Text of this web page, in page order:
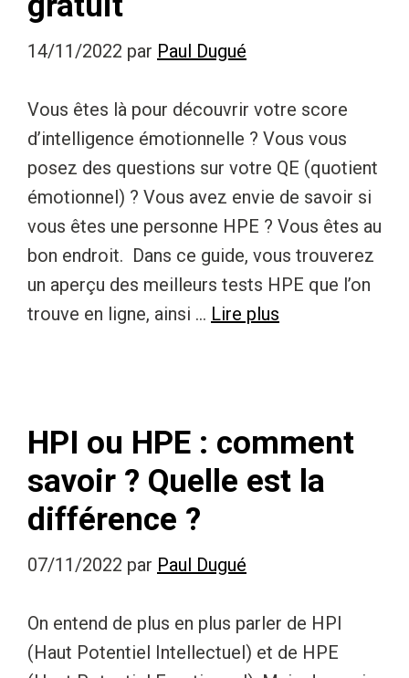
14/11/2022 par Paul Dugué
Vous êtes là pour découvrir votre score
d’intelligence émotionnelle ? Vous vous
posez des questions sur votre QE (quotient
émotionnel) ? Vous avez envie de savoir si
vous êtes une personne HPE ? Vous êtes au
bon endroit. Dans ce guide, vous trouverez
un aperçu des meilleurs tests HPE que l’on
trouve en ligne, ainsi … Lire plus
HPI ou HPE : comment
savoir ? Quelle est la
différence ?
07/11/2022 par Paul Dugué
On entend de plus en plus parler de HPI
(Haut Potentiel Intellectuel) et de HPE